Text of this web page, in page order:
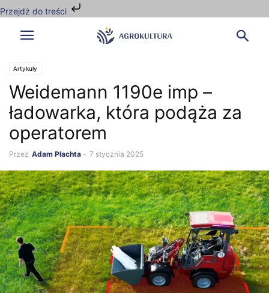
Przejdź do treści
Artykuły
Weidemann 1190e imp –
ładowarka, która podąża za
operatorem
Przez Adam Płachta - 7 stycznia 2025